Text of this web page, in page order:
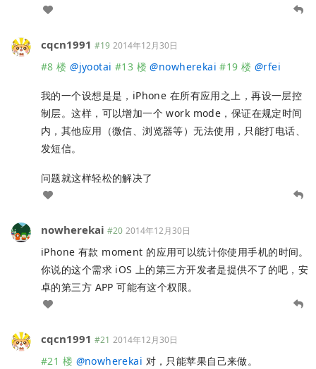
cqcn1991 #19 2014年12月30日
#8 楼 @jyootai #13 楼 @nowherekai #19 楼 @rfei
我的一个设想是是，iPhone 在所有应用之上，再设一层控
制层。这样，可以增加一个 work mode，保证在规定时间
内，其他应用（微信、浏览器等）无法使用，只能打电话、
发短信。
问题就这样轻松的解决了
nowherekai #20 2014年12月30日
iPhone 有款 moment 的应用可以统计你使用手机的时间。
你说的这个需求 iOS 上的第三方开发者是提供不了的吧，安
卓的第三方 APP 可能有这个权限。
cqcn1991 #21 2014年12月30日
#21 楼 @nowherekai 对，只能苹果自己来做。